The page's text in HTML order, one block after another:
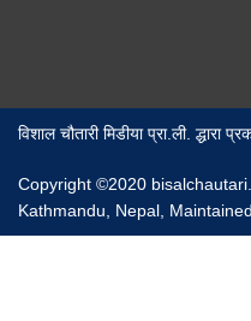
विशाल चौतारी मिडीया प्रा.ली.
Copyright ©2020
Kathmandu, Nepal,